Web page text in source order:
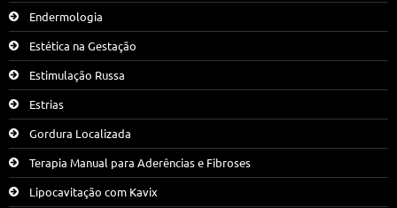
Endermologia
Estética na Gestação
Estimulação Russa
Estrias
Gordura Localizada
Terapia Manual para Aderências e Fibroses
Lipocavitação com Kavix